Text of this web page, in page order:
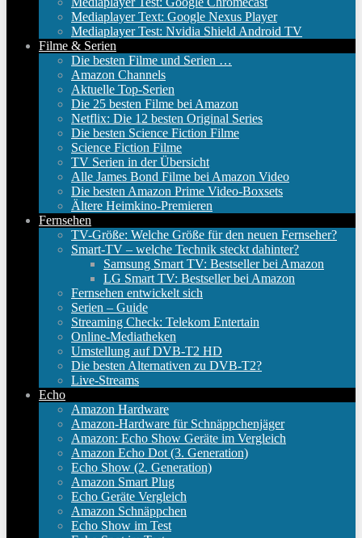
Mediaplayer Text: Google Nexus Player
Mediaplayer Test: Nvidia Shield Android TV
Filme & Serien
Die besten Filme und Serien …
Amazon Channels
Aktuelle Top-Serien
Die 25 besten Filme bei Amazon
Netflix: Die 12 besten Original Series
Die besten Science Fiction Filme
Science Fiction Filme
TV Serien in der Übersicht
Alle James Bond Filme bei Amazon Video
Die besten Amazon Prime Video-Boxsets
Ältere Heimkino-Premieren
Fernsehen
TV-Größe: Welche Größe für den neuen Fernseher?
Smart-TV – welche Technik steckt dahinter?
Samsung Smart TV: Bestseller bei Amazon
LG Smart TV: Bestseller bei Amazon
Fernsehen entwickelt sich
Serien – Guide
Streaming Check: Telekom Entertain
Online-Mediatheken
Umstellung auf DVB-T2 HD
Die besten Alternativen zu DVB-T2?
Live-Streams
Echo
Amazon Hardware
Amazon-Hardware für Schnäppchenjäger
Amazon: Echo Show Geräte im Vergleich
Amazon Echo Dot (3. Generation)
Echo Show (2. Generation)
Amazon Smart Plug
Echo Geräte Vergleich
Amazon Schnäppchen
Echo Show im Test